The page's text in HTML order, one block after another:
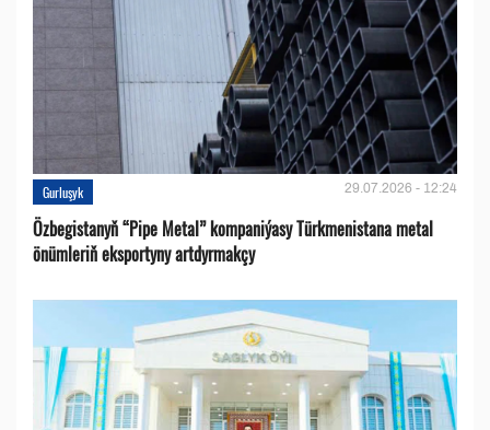
Gurluşyk 29.07.2026 - 12:24
Özbegistanyň “Pipe Metal” kompaniýasy Türkmenistana metal
önümleriň eksportyny artdyrmakçy